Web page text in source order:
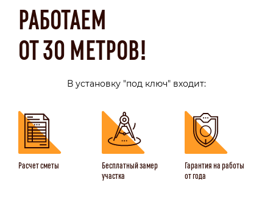
РАБОТАЕМ
ОТ 30 МЕТРОВ!
В установку "под ключ" входит:
Расчет сметы
Бесплатный замер
участка
Гарантия на работы
от года